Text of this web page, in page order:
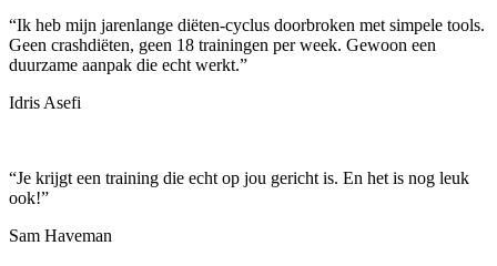
“Ik heb mijn jarenlange diëten-cyclus doorbroken met simpele tools.
Geen crashdiëten, geen 18 trainingen per week. Gewoon een
duurzame aanpak die echt werkt.”
Idris Asefi
“Je krijgt een training die echt op jou gericht is. En het is nog leuk
ook!”
Sam Haveman